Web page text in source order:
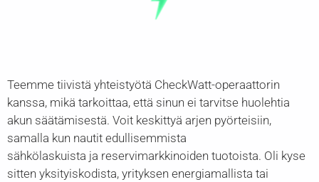
Teemme tiivistä yhteistyötä CheckWatt-operaattorin
kanssa, mikä tarkoittaa, että sinun ei tarvitse huolehtia
akun säätämisestä. Voit keskittyä arjen pyörteisiin,
samalla kun nautit edullisemmista
sähkölaskuista ja reservimarkkinoiden tuotoista. Oli kyse
sitten yksityiskodista, yrityksen energiamallista tai